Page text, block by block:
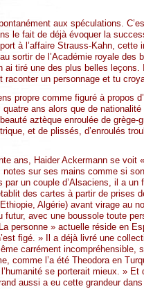
aux spéculations.
le fait de déjà évoquer la
à l’affaire Strauss-Kahn,
sortir de l’Académie royale des
ai tiré une des plus belles
raconter un personnage et tu
propre comme figuré à propos
quatre ans alors que de
aztèque enroulée de
et de plissés, d’enroulés
ans, Haider Ackermann se
sur ses mains comme si
par un couple d’Alsaciens, il a
des cartes à partir de prises
Algérie) avant virage au
futur, avec une boussole toute
personne » actuelle réside en
figé. » Il a déjà livré une
carrément
comme l’a été Theodora en
se porterait mieux. »
aussi a eu cette grandeur